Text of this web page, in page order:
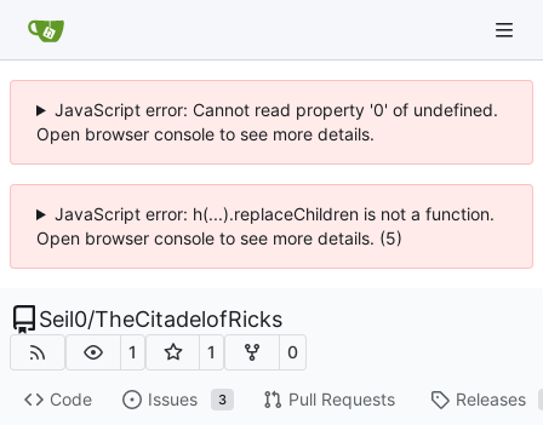
JavaScript error: Cannot read property '0' of undefined.
Open browser console to see more details.
JavaScript error: h(...).replaceChildren is not a function.
Open browser console to see more details. (5)
Seil0/TheCitadelofRicks
1 1 0
Code Issues 3 Pull Requests Releases